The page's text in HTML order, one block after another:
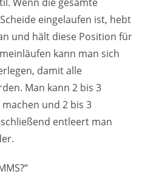
eingelaufen ist, hebt
und hält diese Position für
kann man sich
damit alle
Man kann 2 bis 3
und 2 bis 3
entleert man